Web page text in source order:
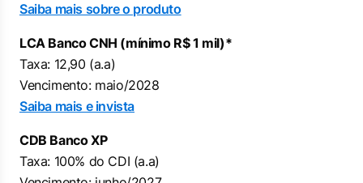
Saiba mais sobre o produto
LCA Banco CNH (mínimo R$ 1 mil)*
Taxa: 12,90 (a.a)
Vencimento: maio/2028
Saiba mais e invista
CDB Banco XP
Taxa: 100% do CDI (a.a)